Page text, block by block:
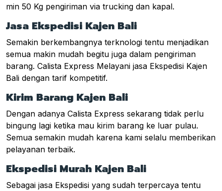
min 50 Kg pengiriman via trucking dan kapal.
Jasa Ekspedisi Kajen Bali
Semakin berkembangnya terknologi tentu menjadikan
semua makin mudah begitu juga dalam pengiriman
barang. Calista Express Melayani jasa Ekspedisi Kajen
Bali dengan tarif kompetitif.
Kirim Barang Kajen Bali
Dengan adanya Calista Express sekarang tidak perlu
bingung lagi ketika mau kirim barang ke luar pulau.
Semua semakin mudah karena kami selalu memberikan
pelayanan terbaik.
Ekspedisi Murah Kajen Bali
Sebagai jasa Ekspedisi yang sudah terpercaya tentu